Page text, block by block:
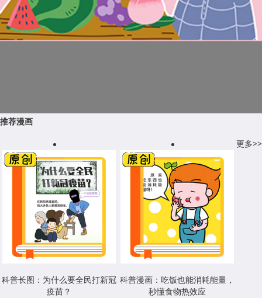
推荐漫画
更多>>
科普长图：为什么要全民打新冠
疫苗？
科普漫画：吃饭也能消耗能量，
秒懂食物热效应